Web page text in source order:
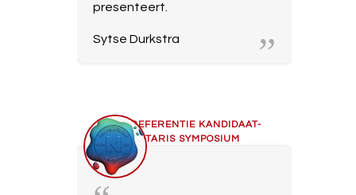
presenteert.
Sytse Durkstra
REFERENTIE KANDIDAAT-
NOTARIS SYMPOSIUM